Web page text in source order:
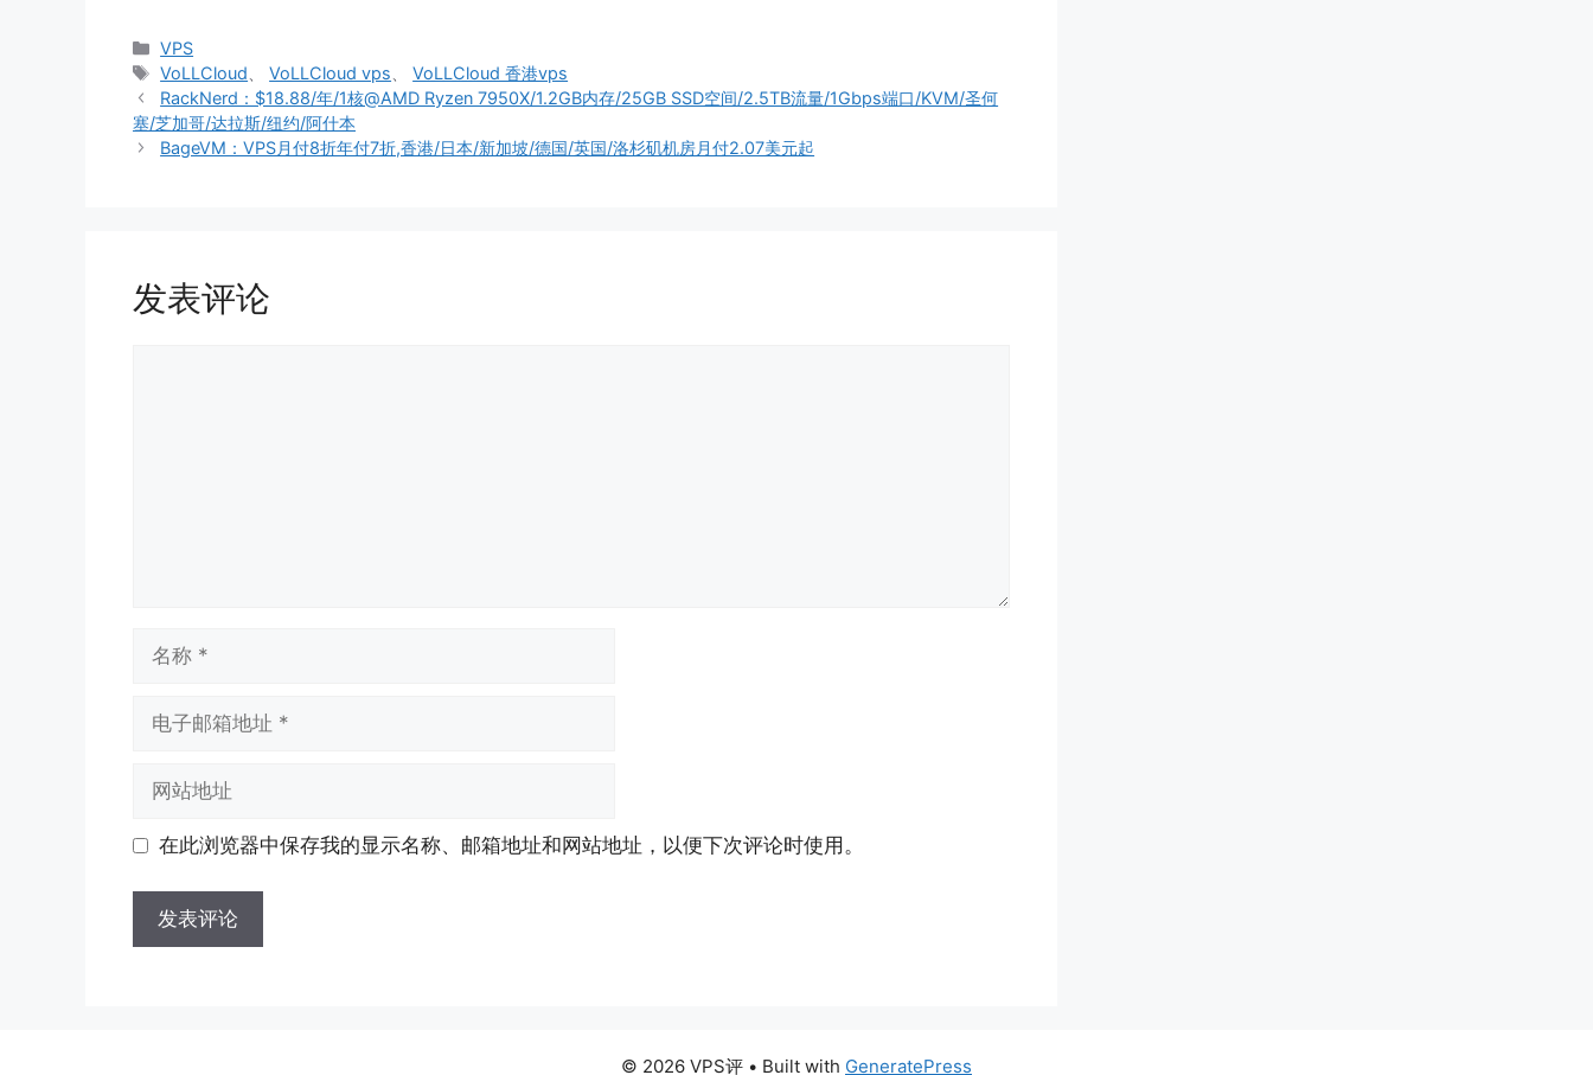
分
类
VPS
标
签
VoLLCloud 、VoLLCloud vps 、VoLLCloud 香港vps
RackNerd：$18.88/年/1核@AMD Ryzen 7950X/1.2GB内存/25GB SSD空间/2.5TB流量/1Gbps端口/KVM/圣何
塞/芝加哥/达拉斯/纽约/阿什本
BageVM：VPS月付8折年付7折,香港/日本/新加坡/德国/英国/洛杉矶机房月付2.07美元起
发表评论
址
地 在此浏览器中保存我的显示名称、邮箱地址和网站地址，以便下次评论时使用。
© 2026 VPS评 • Built with GeneratePress